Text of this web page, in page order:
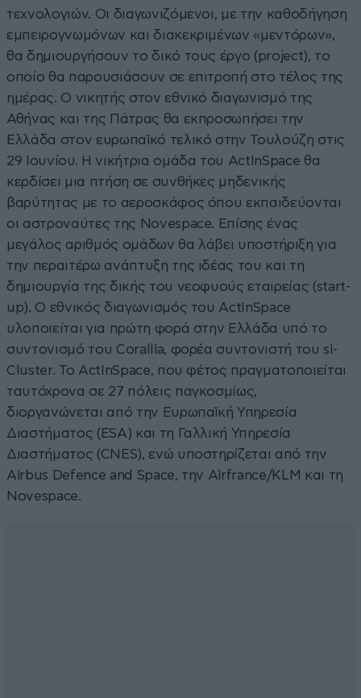
τεχνολογιών. Οι διαγωνιζόμενοι, με την καθοδήγηση
εμπειρογνωμόνων και διακεκριμένων «μεντόρων»,
θα δημιουργήσουν το δικό τους έργο (project), το
οποίο θα παρουσιάσουν σε επιτροπή στο τέλος της
ημέρας. Ο νικητής στον εθνικό διαγωνισμό της
Αθήνας και της Πάτρας θα εκπροσωπήσει την
Ελλάδα στον ευρωπαϊκό τελικό στην Τουλούζη στις
29 Ιουνίου. Η νικήτρια ομάδα του ActInSpace θα
κερδίσει μια πτήση σε συνθήκες μηδενικής
βαρύτητας με το αεροσκάφος όπου εκπαιδεύονται
οι αστροναύτες της Novespace. Επίσης ένας
μεγάλος αριθμός ομάδων θα λάβει υποστήριξη για
την περαιτέρω ανάπτυξη της ιδέας του και τη
δημιουργία της δικής του νεοφυούς εταιρείας (start-
up). O εθνικός διαγωνισμός του ActInSpace
υλοποιείται για πρώτη φορά στην Ελλάδα υπό το
συντονισμό του Corallia, φορέα συντονιστή του si-
Cluster. To ΑctInSpace, που φέτος πραγματοποιείται
ταυτόχρονα σε 27 πόλεις παγκοσμίως,
διοργανώνεται από την Ευρωπαϊκή Υπηρεσία
Διαστήματος (ESA) και τη Γαλλική Υπηρεσία
Διαστήματος (CNES), ενώ υποστηρίζεται από την
Airbus Defence and Space, την Airfrance/KLM και τη
Novespace.